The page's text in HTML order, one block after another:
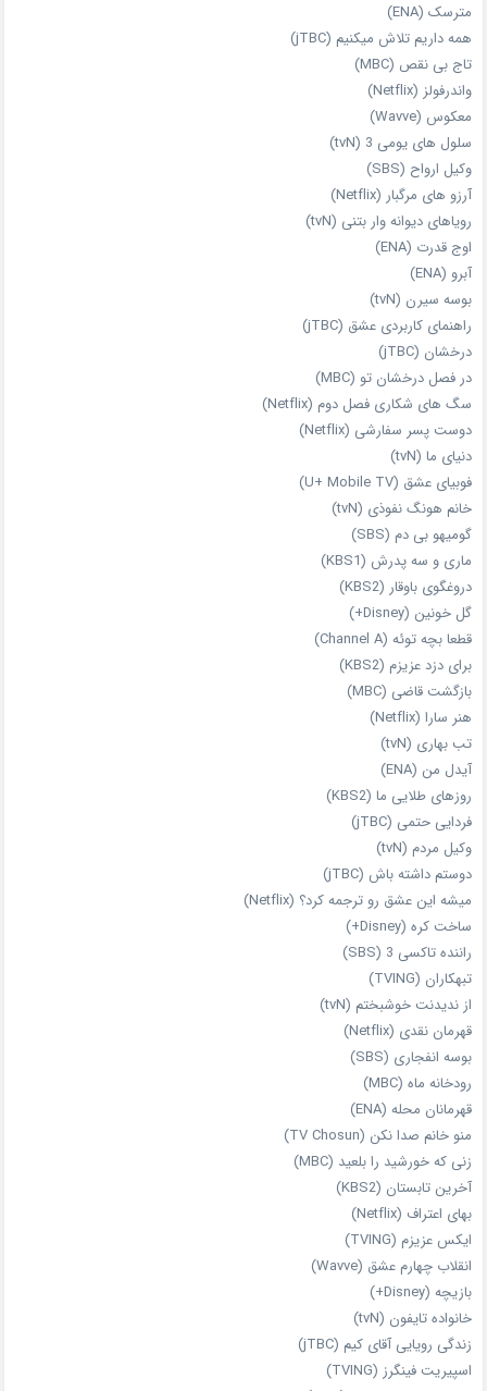
مترسک (ENA)
همه داریم تلاش میکنیم (jTBC)
تاج بی‌ نقص (MBC)
واندرفولز (Netflix)
معکوس (Wavve)
سلول های یومی 3 (tvN)
وکیل ارواح (SBS)
آرزو های مرگبار (Netflix)
رویاهای دیوانه‌ وار بتنی (tvN)
اوج قدرت (ENA)
آبرو (ENA)
بوسه سیرن (tvN)
راهنمای کاربردی عشق (jTBC)
درخشان (jTBC)
در فصل درخشان تو (MBC)
سگ های شکاری فصل دوم (Netflix)
دوست‌ پسر سفارشی (Netflix)
دنیای ما (tvN)
فوبیای عشق (U+ Mobile TV)
خانم هونگ نفوذی (tvN)
گومیهو بی دم (SBS)
ماری و سه پدرش (KBS1)
دروغگوی باوقار (KBS2)
گل خونین (Disney+)
قطعا بچه توئه (Channel A)
برای دزد عزیزم (KBS2)
بازگشت قاضی (MBC)
هنر سارا (Netflix)
تب بهاری (tvN)
آیدل من (ENA)
روزهای طلایی ما (KBS2)
فردایی حتمی (jTBC)
وکیل مردم (tvN)
دوستم داشته باش (jTBC)
میشه این عشق رو ترجمه کرد؟ (Netflix)
ساخت کره (Disney+)
راننده تاکسی 3 (SBS)
تبهکاران (TVING)
از ندیدنت خوشبختم (tvN)
قهرمان نقدی (Netflix)
بوسه انفجاری (SBS)
رودخانه ماه (MBC)
قهرمانان محله (ENA)
منو خانم صدا نکن (TV Chosun)
زنی که خورشید را بلعید (MBC)
آخرین تابستان (KBS2)
بهای اعتراف (Netflix)
ایکس عزیزم (TVING)
انقلاب چهارم عشق (Wavve)
بازیچه (Disney+)
خانواده تایفون (tvN)
زندگی رویایی آقای کیم (jTBC)
اسپیریت فینگرز (TVING)